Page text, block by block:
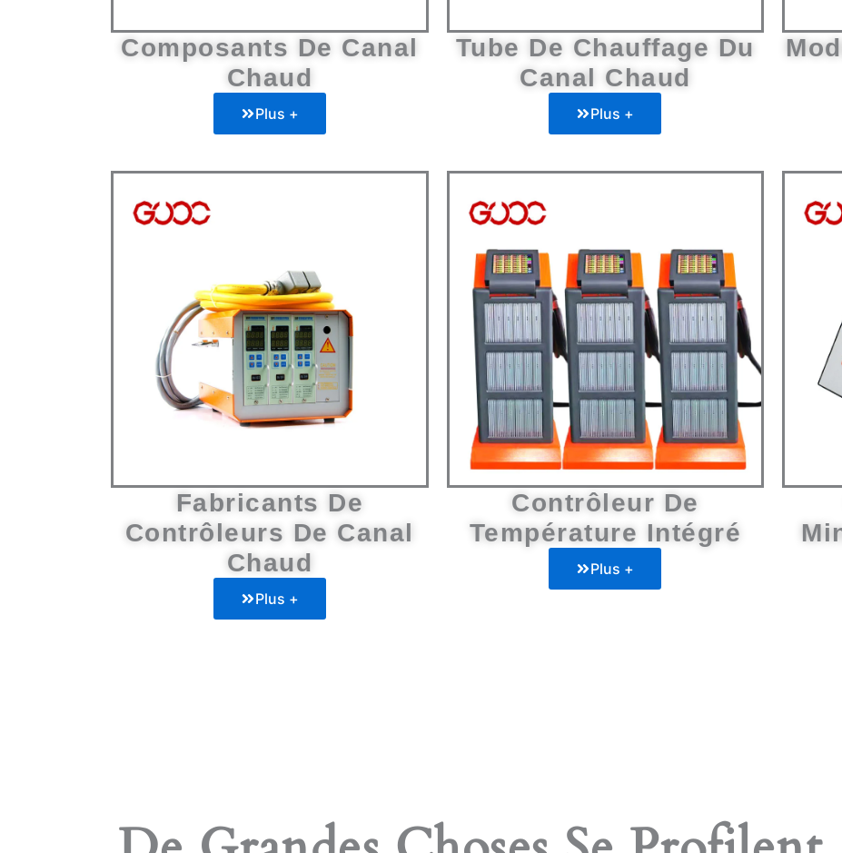
Composants De Canal
Chaud
Plus +
Tube De Chauffage Du
Canal Chaud
Plus +
Fabricants De
Contrôleurs De Canal
Chaud
Plus +
Contrôleur De
Température Intégré
Plus +